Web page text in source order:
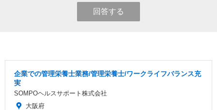
回答する
企業での管理栄養士業務/管理栄養士/ワークライフバランス充
実
SOMPOヘルスサポート株式会社
大阪府